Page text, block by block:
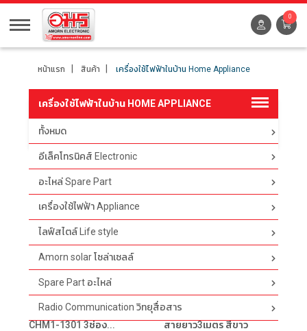
0
หน้าแรก สินค้า เครื่องใช้ไฟฟ้าในบ้าน Home Appliance
เครื่องใช้ไฟฟ้าในบ้าน HOME APPLIANCE
ทั้งหมด
อีเล็คโทรนิคส์ Electronic
อะไหล่ Spare Part
เครื่องใช้ไฟฟ้า Appliance
ไลฟ์สไตล์ Life style
Amorn solar โซล่าเซลล์
Spare Part อะไหล่
Radio Communication วิทยุสื่อสาร
ตัวกรอง
รางปลั๊กไฟ VOX F5STB-
CHM1-1301 3ช่อง...
รางปลั๊กไฟ 4ช่อง 4สวิทซ์
สายยาว3เมตร สีขาว